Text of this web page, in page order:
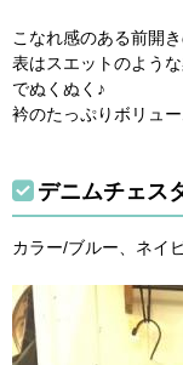
こなれ感のある前開
表はスエットのよう
でぬくぬく♪
衿のたっぷりボリュ
デニムチェス
カラー/ブルー、ネイ